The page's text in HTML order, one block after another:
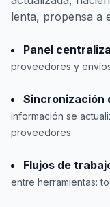
lenta, propensa a
Panel
proveedores y
Sincronización
información se
proveedores
Flujos de
entre herramientas: